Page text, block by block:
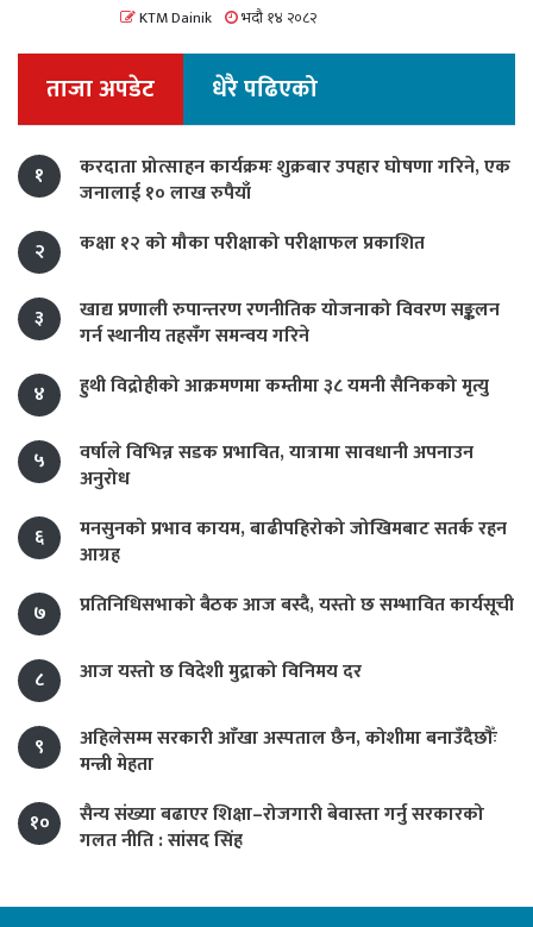
KTM Dainik भदौ १४ २०८२
ताजा अपडेट धेरै पढिएको
१
करदाता प्रोत्साहन कार्यक्रमः शुक्रबार उपहार घोषणा गरिने, एक
जनालाई १० लाख रुपैयाँ
२
कक्षा १२ को मौका परीक्षाको परीक्षाफल प्रकाशित
३
खाद्य प्रणाली रुपान्तरण रणनीतिक योजनाको विवरण सङ्कलन
गर्न स्थानीय तहसँग समन्वय गरिने
४
हुथी विद्रोहीको आक्रमणमा कम्तीमा ३८ यमनी सैनिकको मृत्यु
५
वर्षाले विभिन्न सडक प्रभावित, यात्रामा सावधानी अपनाउन
अनुरोध
६
मनसुनको प्रभाव कायम, बाढीपहिरोको जोखिमबाट सतर्क रहन
आग्रह
७
प्रतिनिधिसभाको बैठक आज बस्दै, यस्तो छ सम्भावित कार्यसूची
८ आज यस्तो छ विदेशी मुद्राको विनिमय दर
९
अहिलेसम्म सरकारी आँखा अस्पताल छैन, कोशीमा बनाउँदैछौँः
मन्त्री मेहता
१०
सैन्य संख्या बढाएर शिक्षा–रोजगारी बेवास्ता गर्नु सरकारको
गलत नीति : सांसद सिंह